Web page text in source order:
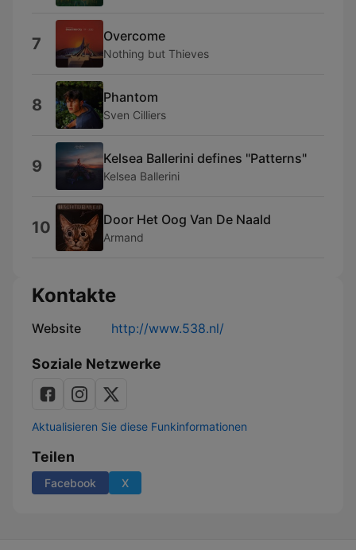
7 Overcome
Nothing but Thieves
8 Phantom
Sven Cilliers
9 Kelsea Ballerini defines "Patterns"
Kelsea Ballerini
10 Door Het Oog Van De Naald
Armand
Kontakte
Website http://www.538.nl/
Soziale Netzwerke
Aktualisieren Sie diese Funkinformationen
Teilen
Facebook X